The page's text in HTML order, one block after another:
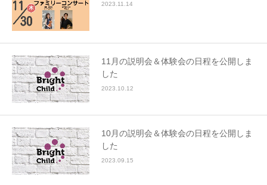
2023.11.14
11月の説明会＆体験会の日程を公開しま
した
2023.10.12
10月の説明会＆体験会の日程を公開しま
した
2023.09.15